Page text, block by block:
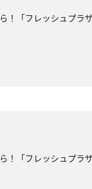
「フレッシュプラ
「フレッシュプラ